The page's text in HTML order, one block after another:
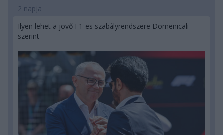
2 napja
Ilyen lehet a jövő F1-es szabályrendszere Domenicali
szerint